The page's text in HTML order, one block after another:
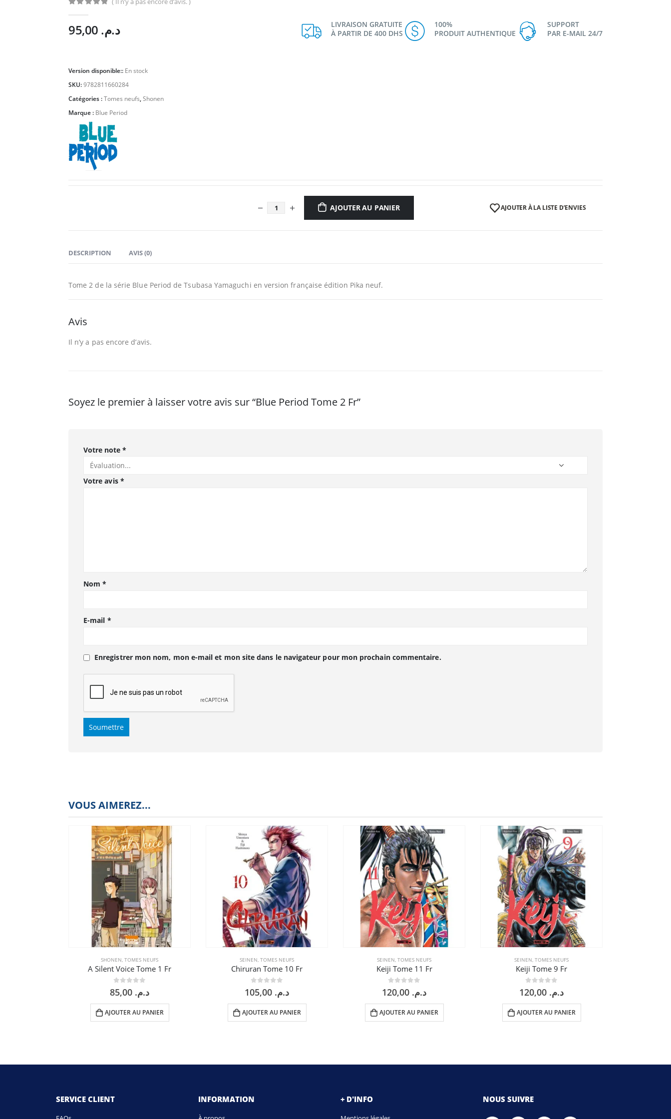
د.م.
LIVRAISON GRATUITE
À PARTIR DE 400 DHS
100%
PRODUIT AUTHENTIQUE
SUPPORT
PAR E-MAIL 24/7
Version disponible:: En stock
SKU:9782811660284
Catégories :Tomes neufs,Shonen
Marque : Blue Period
AJOUTER AU PANIER AJOUTER À LA LISTE D’ENVIES
DESCRIPTION AVIS (0)
Tome 2 de la série Blue Period de Tsubasa Yamaguchi en version française édition Pika neuf.
Avis
Il n’y a pas encore d’avis.
Soyez le premier à laisser votre avis sur “Blue Period Tome 2 Fr”
Votre note *
Votre avis *
Nom*
E-mail *
Enregistrer mon nom, mon e-mail et mon site dans le navigateur pour mon prochain commentaire.
VOUS AIMEREZ...
SHONEN, TOMES NEUFS
A Silent Voice Tome 1 Fr
0sur 5د.م.
AJOUTER AU PANIER
SEINEN, TOMES NEUFS
Chiruran Tome 10 Fr
0 sur 5د.م.
AJOUTER AU PANIER
SEINEN, TOMES NEUFS
Keiji Tome 11 Fr
0 sur 5د.م.
AJOUTER AU PANIER
SEINEN, TOMES NEUFS
Keiji Tome 9 Fr
0 sur 5د.م.
AJOUTER AU PANIER
SERVICE CLIENT INFORMATION + D'INFO NOUS SUIVRE